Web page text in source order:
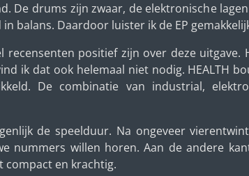
De drums zijn zwaar, de elektronische
balans. Daardoor luister ik de EP
recensenten positief zijn over deze uitgave.
ik dat ook helemaal niet nodig. HEALTH
De combinatie van industrial,
de speelduur. Na ongeveer
nummers willen horen. Aan de andere
compact en krachtig.